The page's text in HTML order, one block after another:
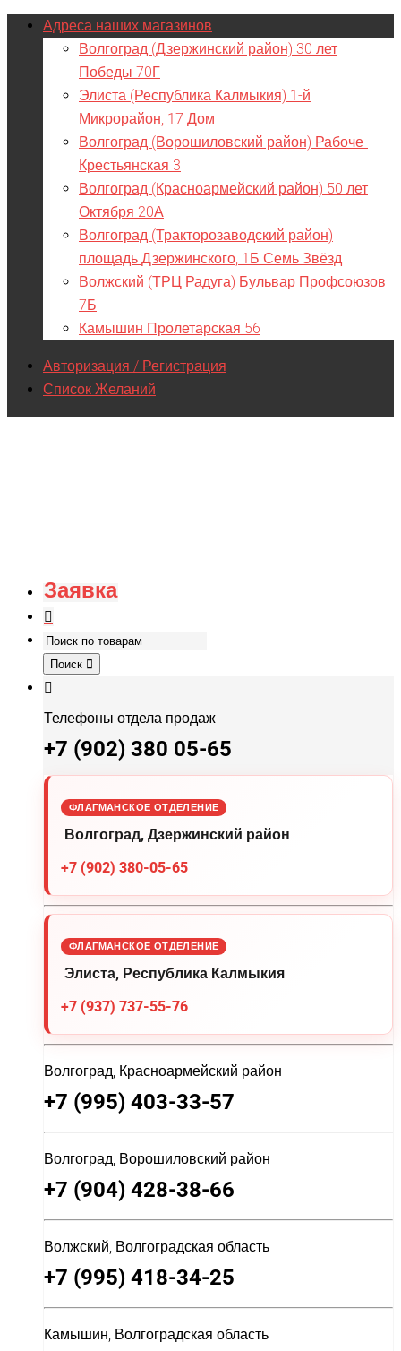
Адреса наших магазинов
Волгоград (Дзержинский район) 30 лет
Победы 70Г
Элиста (Республика Калмыкия) 1-й
Микрорайон, 17 Дом
Волгоград (Ворошиловский район) Рабоче-
Крестьянская 3
Волгоград (Красноармейский район) 50 лет
Октября 20А
Волгоград (Тракторозаводский район)
площадь Дзержинского, 1Б Семь Звёзд
Волжский (ТРЦ Радуга) Бульвар Профсоюзов
7Б
Камышин Пролетарская 56
Авторизация / Регистрация
Список Желаний
Заявка
Поиск
Телефоны отдела продаж
+7 (902) 380 05-65
ФЛАГМАНСКОЕ ОТДЕЛЕНИЕ
Волгоград, Дзержинский район
+7 (902) 380-05-65
ФЛАГМАНСКОЕ ОТДЕЛЕНИЕ
Элиста, Республика Калмыкия
+7 (937) 737-55-76
Волгоград, Красноармейский район
+7 (995) 403-33-57
Волгоград, Ворошиловский район
+7 (904) 428-38-66
Волжский, Волгоградская область
+7 (995) 418-34-25
Камышин, Волгоградская область